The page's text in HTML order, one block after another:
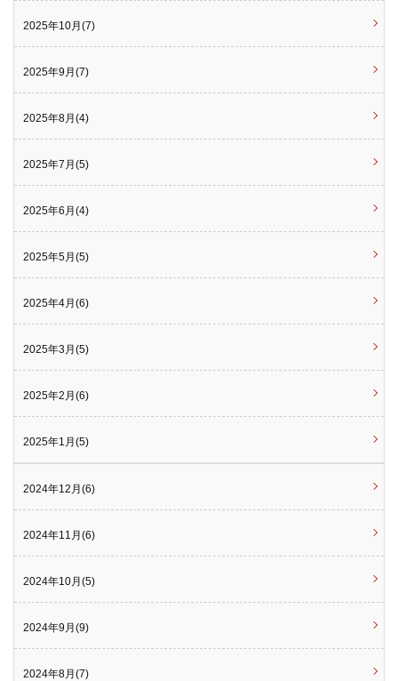
2025年10月(7)
2025年9月(7)
2025年8月(4)
2025年7月(5)
2025年6月(4)
2025年5月(5)
2025年4月(6)
2025年3月(5)
2025年2月(6)
2025年1月(5)
2024年12月(6)
2024年11月(6)
2024年10月(5)
2024年9月(9)
2024年8月(7)